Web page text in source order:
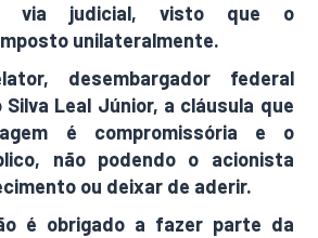
via judicial, visto que o
unilateralmente.
desembargador federal
Leal Júnior, a cláusula que
é compromissória e o
não podendo o acionista
ou deixar de aderir.
é obrigado a fazer parte da